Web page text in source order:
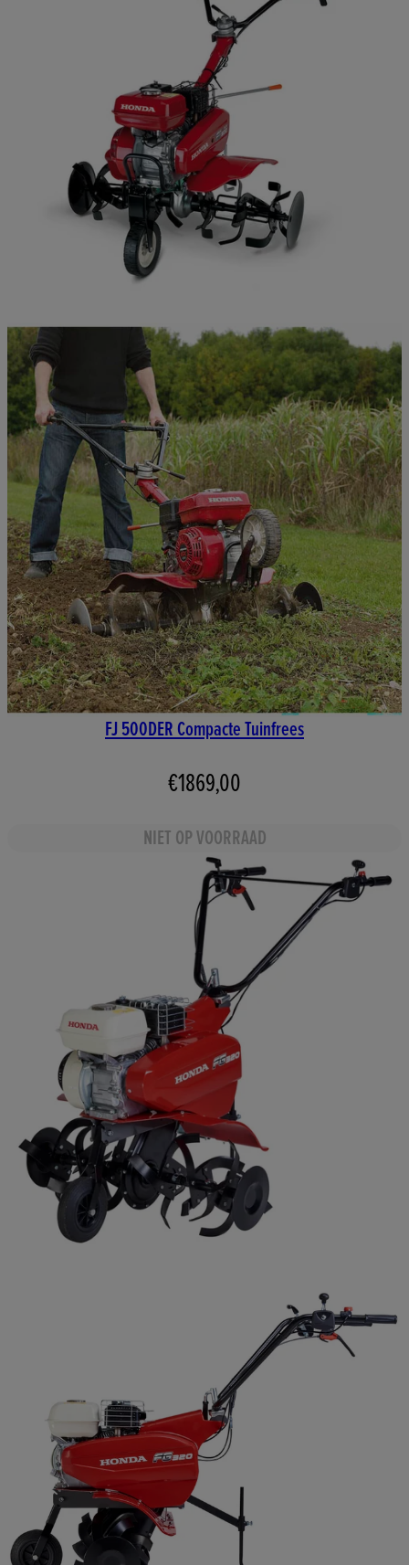
FJ 500DER Compacte Tuinfrees
€1869,00
NIET OP VOORRAAD